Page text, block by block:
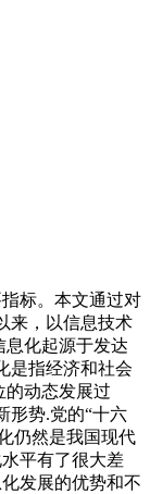
标。本文通过对
来，以信息技术
化起源于发达
是指经济和社会
的动态发展过
形势.党的“十六
仍然是我国现代
平有了很大差
发展的优势和不